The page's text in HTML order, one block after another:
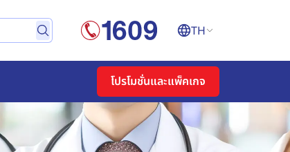
TH
โปรโมชั่นและแพ็คเกจ